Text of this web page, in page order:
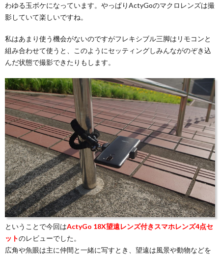
わゆる玉ボケになっています。やっぱりActyGoのマクロレンズは撮
影していて楽しいですね。
私はあまり使う機会がないのですがフレキシブル三脚はリモコンと
組み合わせて使うと、このようにセッティングしみんながのぞき込
んだ状態で撮影できたりもします。
ということで今回はActyGo 18X望遠レンズ付きスマホレンズ4点セ
ットのレビューでした。
広角や魚眼は主に仲間と一緒に写すとき、望遠は風景や動物などを